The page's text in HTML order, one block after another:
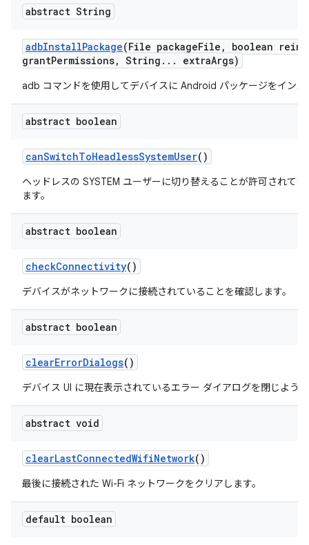
abstract String
adbInstallPackage(File packageFile ,
boolean
grantPermissions, String . . . extraArgs)
adb コマンドを使用してデバイスに Android パッケージをインス
abstract boolean
canSwitchToHeadlessSystemUser()
ヘッドレスの SYSTEM ユーザーに切り替えることが許可されて
ます。
abstract boolean
checkConnectivity()
デバイスがネットワークに接続されていることを確認します。
abstract boolean
clearErrorDialogs()
デバイス UI に現在表示されているエラー ダイアログを閉じよう
abstract void
clearLastConnectedWifiNetwork()
最後に接続された Wi-Fi ネットワークをクリアします。
default boolean